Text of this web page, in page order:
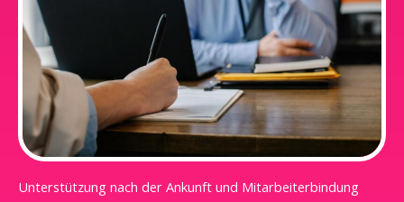
Unterstützung nach der Ankunft und Mitarbeiterbindung